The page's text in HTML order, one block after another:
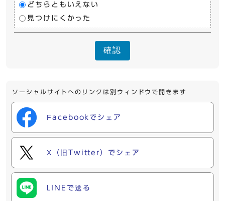
どちらともいえない
見つけにくかった
確認
ソーシャルサイトへのリンクは別ウィンドウで開きます
Facebookでシェア
X（旧Twitter）でシェア
LINEで送る